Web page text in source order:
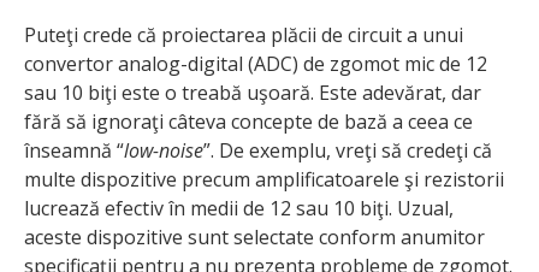
Puteţi crede că proiectarea plăcii de circuit a unui
convertor analog-digital (ADC) de zgomot mic de 12
sau 10 biţi este o treabă uşoară. Este adevărat, dar
fără să ignoraţi câteva concepte de bază a ceea ce
înseamnă “low-noise”. De exemplu, vreţi să credeţi că
multe dispozitive precum amplificatoarele şi rezistorii
lucrează efectiv în medii de 12 sau 10 biţi. Uzual,
aceste dispozitive sunt selectate conform anumitor
specificaţii pentru a nu prezenta probleme de zgomot.